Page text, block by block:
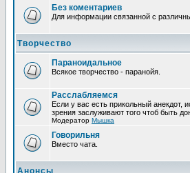
Без коментариев
Для информации связанной с
Творчество
Параноидальное
Всякое творчество - паранойя.
Расслабляемся
Если у вас есть прикольный анекдот,
зрения заслуживают того чтоб быть
Модератор Мышка
Говорильня
Вместо чата.
Анонсы